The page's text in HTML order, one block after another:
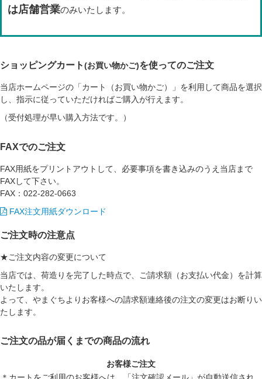
は店舗営業のみいたします。
ショッピングカート(お買い物かご)を使ってのご注文
当店ホームページの「カート（お買い物かご）」を利用して商品を選択
し、指示に従っていただければご購入が行えます。
（受付処理が早い購入方法です。）
FAXでのご注文
FAX用紙をプリントアウトして、必要事項を書き込みのうえ当店まで
FAXして下さい。
FAX：022-282-0663
FAX注文用紙ダウンロード
ご注文時の注意点
★ご注文内容の変更について
当店では、荷造りを完了した時点で、ご請求額（お支払い代金）を計算
いたします。
よって、やまぐちよりお客様への請求額連絡後の注文の変更はお断りい
たします。
ご注文の品が届くまでの商品の流れ
お客様ご注文
＊カートをご利用のお客様へは、「注文確認メール」が自動送信され